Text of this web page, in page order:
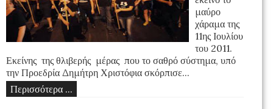
μαύρο
χάραμα της
11ης Ιουλίου
του 2011.
Εκείνης της θλιβερής μέρας που το σαθρό σύστημα, υπό
την Προεδρία Δημήτρη Χριστόφια σκόρπισε...
Περισσότερα ...